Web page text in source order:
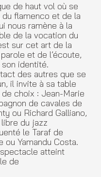
de haut vol où se
flamenco et de la
nous ramène à la
de la vocation du
sur cet art de la
et de l’écoute,
identité.
des autres que se
il invite à sa table
de choix : Jean-Marie
de cavales de
ou Richard Galliano,
du jazz
le Taraf de
ou Yamandu Costa.
atteint
de